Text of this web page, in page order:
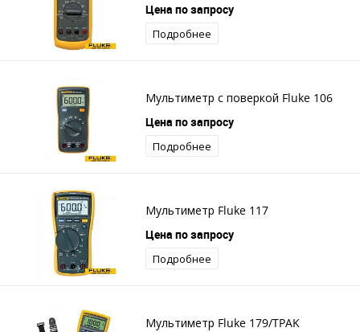
Цена по запросу
Подробнее
Мультиметр с поверкой Fluke 106
Цена по запросу
Подробнее
Мультиметр Fluke 117
Цена по запросу
Подробнее
Мультиметр Fluke 179/TPAK